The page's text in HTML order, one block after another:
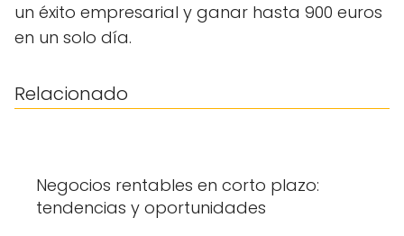
un éxito empresarial y ganar hasta 900 euros
en un solo día.
Relacionado
Negocios rentables en corto plazo:
tendencias y oportunidades